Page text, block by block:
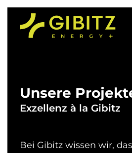
Skip
Unsere
Exzellenz à la Gibitz
Bei Gibitz wissen wir,